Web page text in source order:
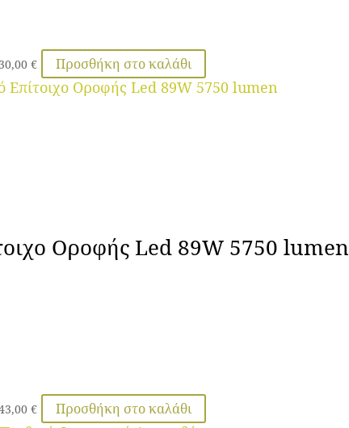
€ Προσθήκη στο καλάθι
Οροφής Led 89W 5750 lumen
€ Προσθήκη στο καλάθι